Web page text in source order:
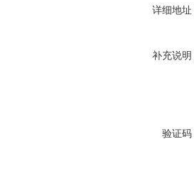
详细地址
补充说明
验证码